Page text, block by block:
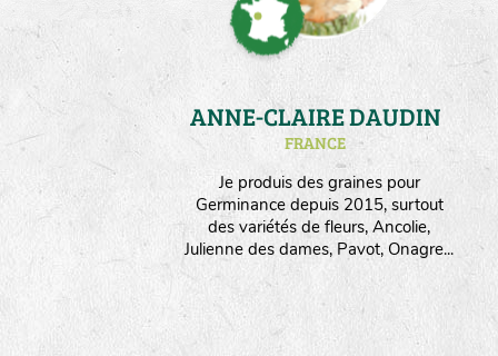
Je produis des graines pour
Germinance depuis 2015, surtout
des variétés de fleurs, Ancolie,
Julienne des dames, Pavot, Onagre...
ANNE-CLAIRE DAUDIN
FRANCE